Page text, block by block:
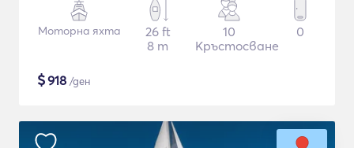
Моторна яхта
26 ft
8 m
10
Кръстосване
0
$918 /ден